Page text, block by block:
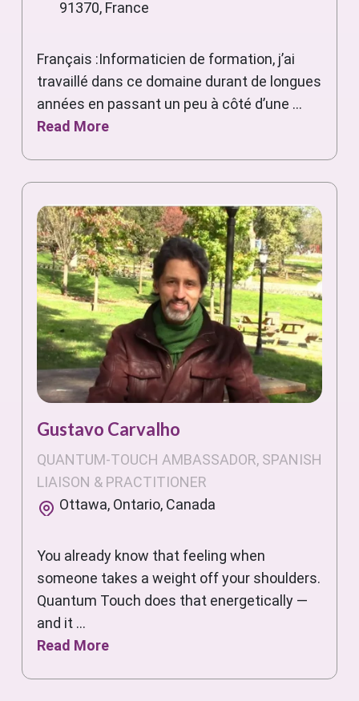
91370, France
Français :Informaticien de formation, j’ai
travaillé dans ce domaine durant de longues
années en passant un peu à côté d’une ...
Read More
Gustavo Carvalho
QUANTUM-TOUCH AMBASSADOR, SPANISH
LIAISON & PRACTITIONER
Ottawa, Ontario, Canada
You already know that feeling when
someone takes a weight off your shoulders.
Quantum Touch does that energetically —
and it ...
Read More